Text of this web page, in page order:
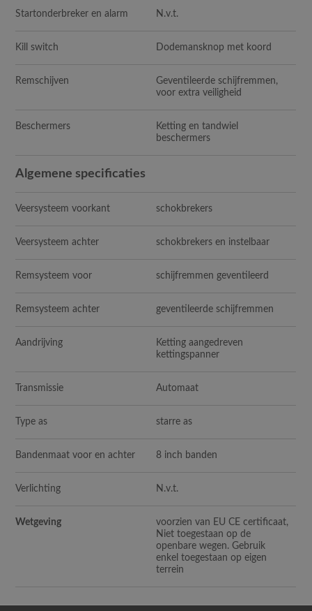
Startonderbreker en alarm N.v.t.
Kill switch Dodemansknop met koord
Remschijven
Geventileerde schijfremmen,
voor extra veiligheid
Beschermers
Ketting en tandwiel
beschermers
Algemene specificaties
Veersysteem voorkant schokbrekers
Veersysteem achter schokbrekers en instelbaar
Remsysteem voor schijfremmen geventileerd
Remsysteem achter geventileerde schijfremmen
Aandrijving
Ketting aangedreven
kettingspanner
Transmissie Automaat
Type as starre as
Bandenmaat voor en achter 8 inch banden
Verlichting N.v.t.
Wetgeving
voorzien van EU CE certificaat,
Niet toegestaan op de
openbare wegen. Gebruik
enkel toegestaan op eigen
terrein